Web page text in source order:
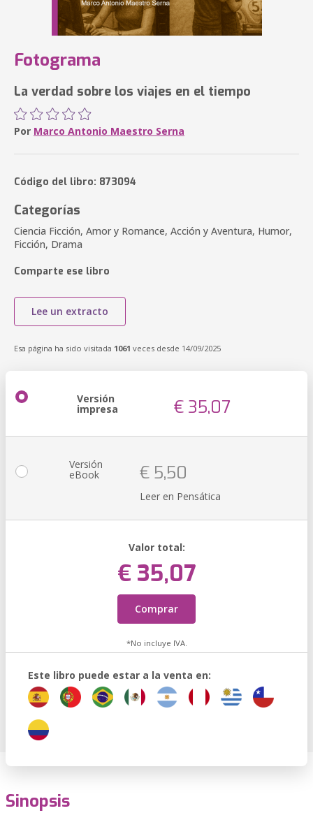
Fotograma
La verdad sobre los viajes en el tiempo
Por Marco Antonio Maestro Serna
Código del libro: 873094
Categorías
Ciencia Ficción, Amor y Romance, Acción y Aventura, Humor,
Ficción, Drama
Comparte ese libro
Lee un extracto
Esa página ha sido visitada 1061 veces desde 14/09/2025
Versión
impresa € 35,07
Versión
eBook € 5,50
Leer en Pensática
Valor total:
€ 35,07
Comprar
*No incluye IVA.
Este libro puede estar a la venta en:
Sinopsis